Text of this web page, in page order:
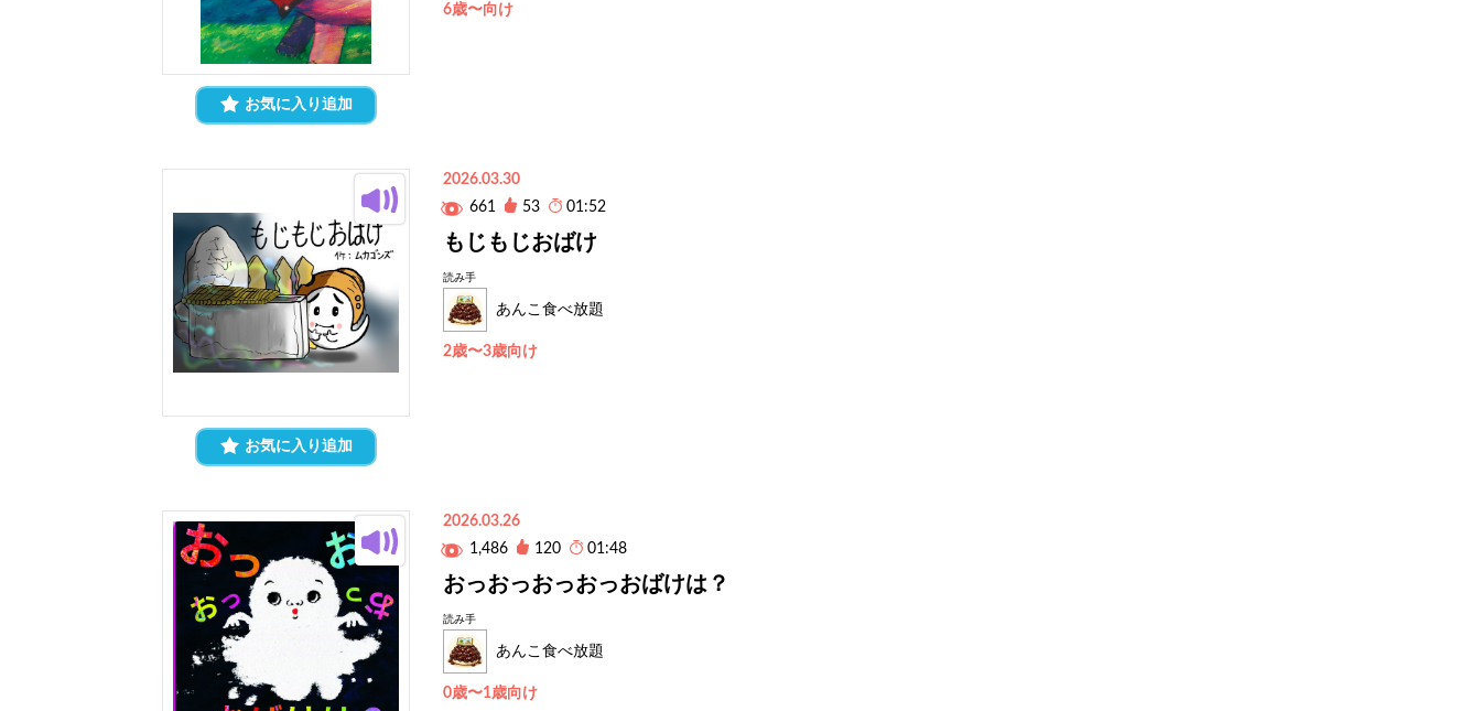
お気に入り追加
6歳〜向け
お気に入り追加
2026.03.30
661
53 01:52
もじもじおばけ
読み手
あんこ食べ放題
2歳〜3歳向け
2026.03.26
1,486
120 01:48
おっおっおっおっおばけは？
読み手
あんこ食べ放題
0歳〜1歳向け